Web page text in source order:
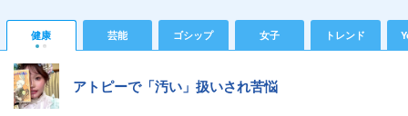
健康 芸能 ゴシップ 女子 トレンド
アトピーで「汚い」扱いされ苦悩